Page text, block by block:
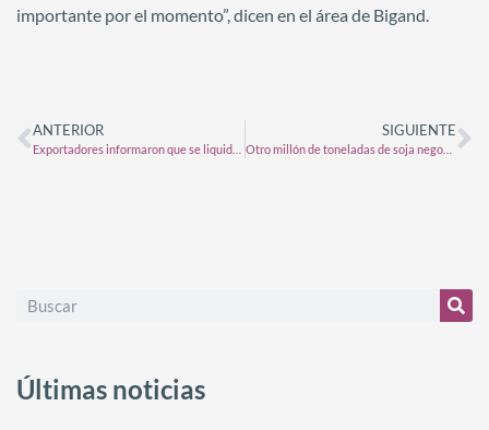
importante por el momento”, dicen en el área de Bigand.
ANTERIOR SIGUIENTE
Otro millón de toneladas de soja negociadas el miércoles
Últimas noticias